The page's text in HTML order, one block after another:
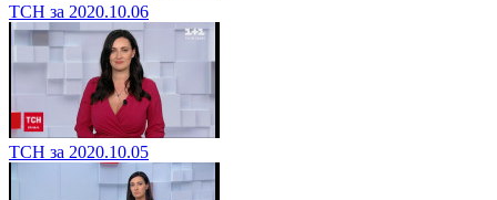
ТСН за 2020.10.06
ТСН за 2020.10.05